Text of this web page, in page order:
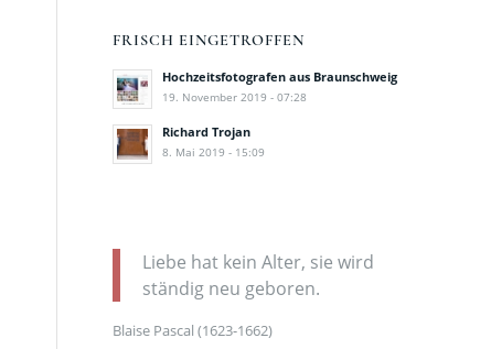
FRISCH EINGETROFFEN
Hochzeitsfotografen aus Braunschweig
19. November 2019 - 07:28
Richard Trojan
8. Mai 2019 - 15:09
Liebe hat kein Alter, sie wird
ständig neu geboren.
Blaise Pascal (1623-1662)